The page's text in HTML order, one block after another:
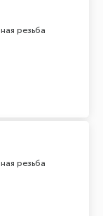
резьба
резьба